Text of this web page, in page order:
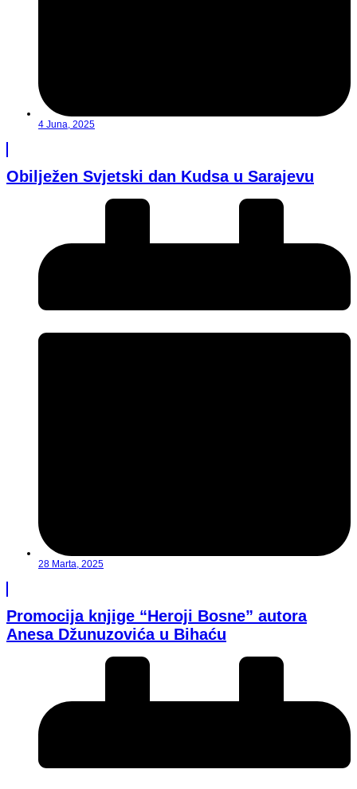
4 Juna, 2025
Obilježen Svjetski dan Kudsa u Sarajevu
28 Marta, 2025
Promocija knjige “Heroji Bosne” autora
Anesa Džunuzovića u Bihaću